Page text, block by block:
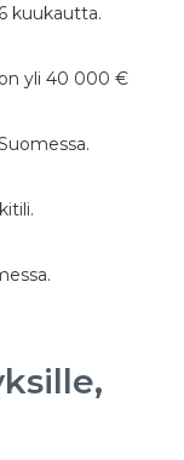
kuukautta.
yli 40 000 €